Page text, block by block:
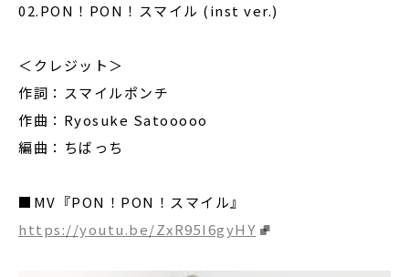
02.PON！PON！スマイル (inst ver.)
＜クレジット＞
作詞：スマイルポンチ
作曲：Ryosuke Satooooo
編曲：ちばっち
■MV『PON！PON！スマイル』
https://youtu.be/ZxR95I6gyHY